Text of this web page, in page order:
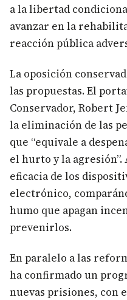
a la libertad
avanzar en la
reacción pública
La oposición
las propuestas. El
Conservador, Robert
la eliminación de las
que “equivale a
el hurto y la agresión”.
eficacia de los
electrónico,
humo que apagan
prevenirlos.
En paralelo a las
ha confirmado un
nuevas prisiones, con